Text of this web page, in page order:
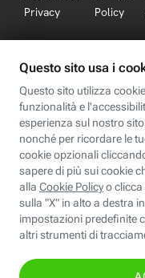
Privacy
Policy